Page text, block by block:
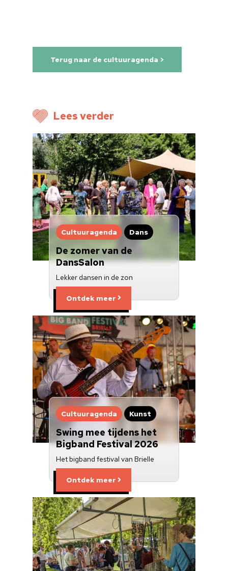
Terug naar de cultuuragenda >
Lees verder
Cultuuragenda Dans
De zomer van de
DansSalon
Lekker dansen in de zon
Ontdek meer
Cultuuragenda Kunst
Swing mee tijdens het
Bigband Festival 2026
Het bigband festival van Brielle
Ontdek meer
Home
Cultuuragenda
Over ons
Nieuwsbrief
Doneren